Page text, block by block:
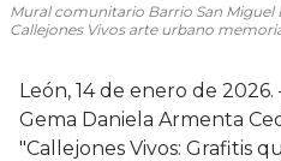
Mural comunitario Barrio San
Callejones Vivos arte urbano
León, 14 de enero de
Gema Daniela Armenta
"Callejones Vivos: Grafitis